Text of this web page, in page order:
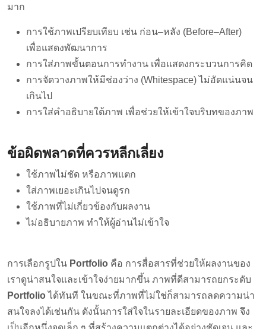
มาก
การใช้ภาพเปรียบเทียบ เช่น ก่อน–หลัง (Before–After)
เพื่อแสดงพัฒนาการ
การใส่ภาพขั้นตอนการทำงาน เพื่อแสดงกระบวนการคิด
การจัดวางภาพให้มีช่องว่าง (Whitespace) ไม่อัดแน่นจน
เกินไป
การใส่คำอธิบายใต้ภาพ เพื่อช่วยให้เข้าใจบริบทของภาพ
ข้อผิดพลาดที่ควรหลีกเลี่ยง
ใช้ภาพไม่ชัด หรือภาพแตก
ใส่ภาพเยอะเกินไปจนดูรก
ใช้ภาพที่ไม่เกี่ยวข้องกับผลงาน
ไม่อธิบายภาพ ทำให้ผู้อ่านไม่เข้าใจ
การเลือกรูปใน Portfolio คือ การสื่อสารที่ช่วยให้ผลงานของ
เราดูน่าสนใจและเข้าใจง่ายมากขึ้น ภาพที่ดีสามารถยกระดับ
Portfolioได้ทันที ในขณะที่ภาพที่ไม่ใช่ก็สามารถลดความน่า
สนใจลงได้เช่นกัน ดังนั้นการใส่ใจในรายละเอียดของภาพ จึง